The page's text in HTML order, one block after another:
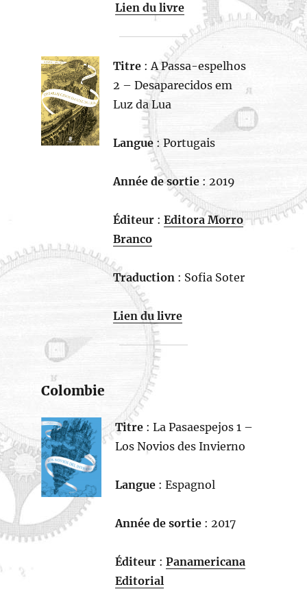
Lien du livre
Titre: A Passa-espelhos
2 – Desaparecidos em
Luz da Lua
Langue: Portugais
Année de sortie : 2019
Éditeur: Editora Morro
Branco
Traduction : Sofia Soter
Lien du livre
Colombie
Titre: La Pasaespejos 1 –
Los Novios des Invierno
Langue: Espagnol
Année de sortie : 2017
Éditeur: Panamericana
Editorial